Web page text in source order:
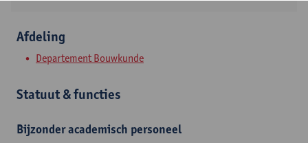
Afdeling
Departement Bouwkunde
Statuut & functies
Bijzonder academisch personeel